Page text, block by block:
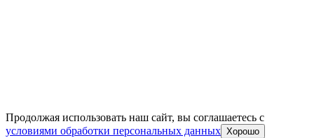
Продолжая использовать наш сайт, вы соглашаетесь c
условиями обработки персональных данных Хорошо